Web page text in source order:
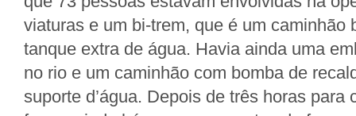
viaturas e um bi-trem, que é um caminhão
tanque extra de água. Havia ainda uma
no rio e um caminhão com bomba de
suporte d’água. Depois de três horas para